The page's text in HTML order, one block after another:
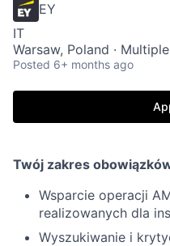
EY
IT
Warsaw, Poland ·
Posted 6+ months ago
Twój zakres
Wsparcie operacji
realizowanych dla
Wyszukiwanie i